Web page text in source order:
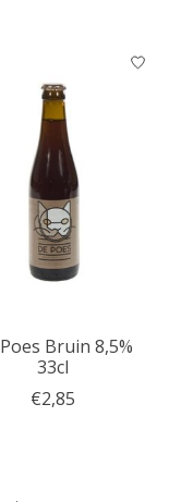
Bruin 8,5%
33cl
€2,85